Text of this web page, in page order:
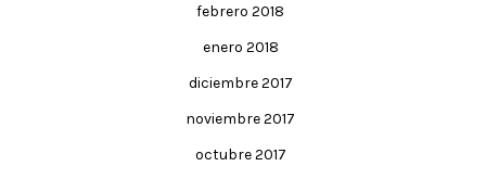
febrero 2018
enero 2018
diciembre 2017
noviembre 2017
octubre 2017